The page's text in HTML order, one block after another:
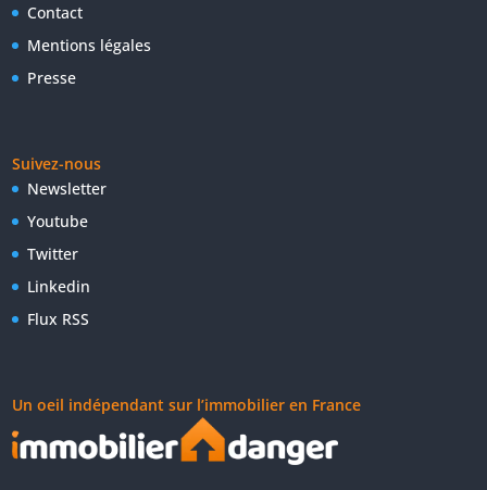
Contact
Mentions légales
Presse
Suivez-nous
Newsletter
Youtube
Twitter
Linkedin
Flux RSS
Un oeil indépendant sur l’immobilier en France